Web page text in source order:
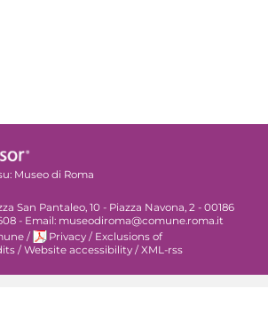
Museo di Roma
San Pantaleo, 10 - Piazza Navona, 2 - 00186
- Email: museodiroma@comune.roma.it
/ Privacy / Exclusions of
/Website accessibility /XML-rss